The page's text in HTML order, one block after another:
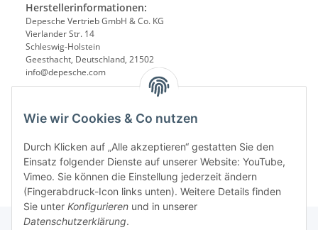
Wie wir Cookies & Co nutzen
Durch Klicken auf „Alle akzeptieren“ gestatten Sie den
Einsatz folgender Dienste auf unserer Website: YouTube,
Vimeo. Sie können die Einstellung jederzeit ändern
(Fingerabdruck-Icon links unten). Weitere Details finden
Sie unter Konfigurieren und in unserer
Datenschutzerklärung.
Herstellerinformationen:
Depesche Vertrieb GmbH & Co. KG
Vierlander Str. 14
Schleswig-Holstein
Geesthacht, Deutschland, 21502
info@depesche.com